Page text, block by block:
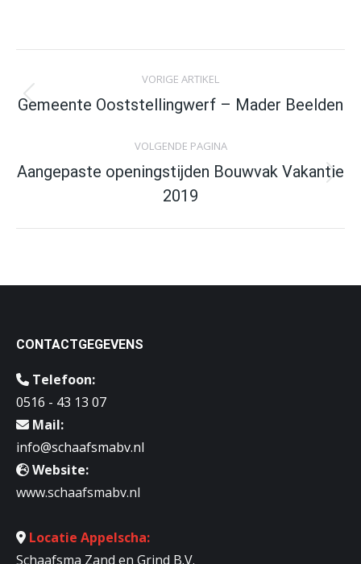
navigation
VORIGE ARTIKEL
Previous
Gemeente Ooststellingwerf – Mader Beelden
VOLGENDE PAGINA
Volgende
artikel
Aangepaste openingstijden Bouwvak Vakantie
2019
CONTACTGEGEVENS
Telefoon:
0516 - 43 13 07
Mail:
info@schaafsmabv.nl
Website:
www.schaafsmabv.nl
Locatie Appelscha:
Schaafsma Zand en Grind B.V.